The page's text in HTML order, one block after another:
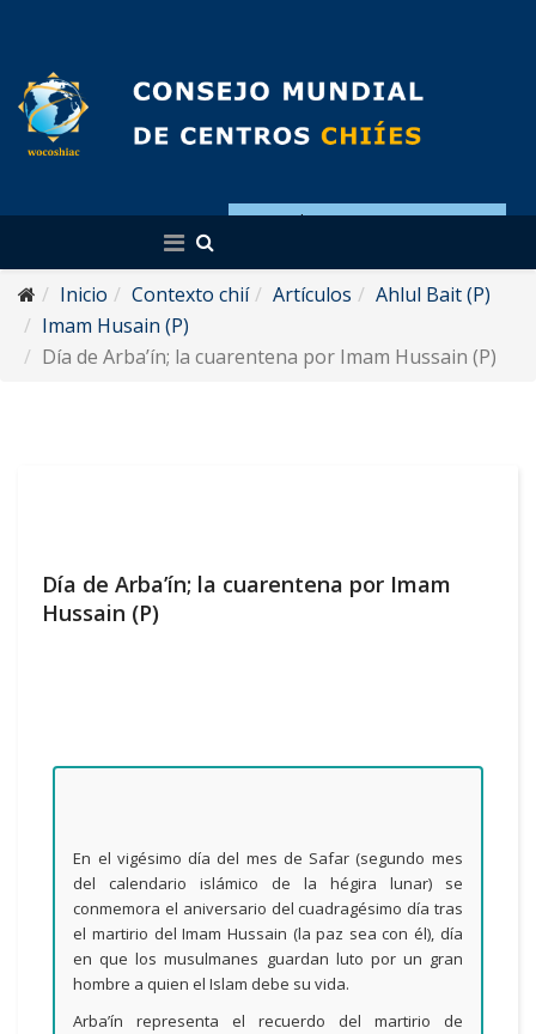
Español
Inicio Contexto chií Artículos
Ahlul Bait (P)
Imam Husain (P)
Día de Arba’ín; la cuarentena por Imam Hussain (P)
Día de Arba’ín; la cuarentena por Imam
Hussain (P)
En el vigésimo día del mes de Safar (segundo mes
del calendario islámico de la hégira lunar) se
conmemora el aniversario del cuadragésimo día tras
el martirio del Imam Hussain (la paz sea con él), día
en que los musulmanes guardan luto por un gran
hombre a quien el Islam debe su vida.
Arba’ín representa el recuerdo del martirio de